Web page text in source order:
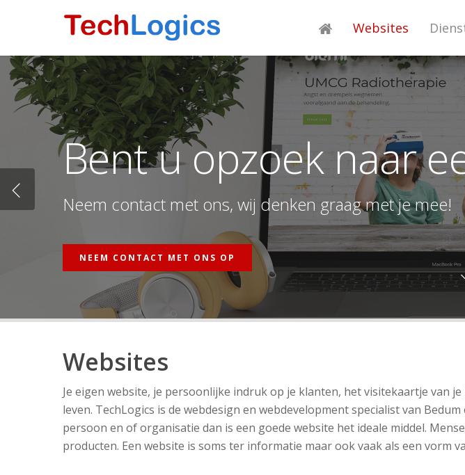
content
Websites
Bent u opzoek naar
Neem contact met ons, wij denken graag met je mee!
NEEM CONTACT MET ONS OP
Websites
Je eigen website, je persoonlijke indruk op je klanten, het visitekaartje van
leven. TechLogics is de webdesign en webdevelopment specialist van
persoon en of organisatie dan is een goede website het ideale middel.
producten. Een website is soms ter informatie maar ook vaak als een vorm